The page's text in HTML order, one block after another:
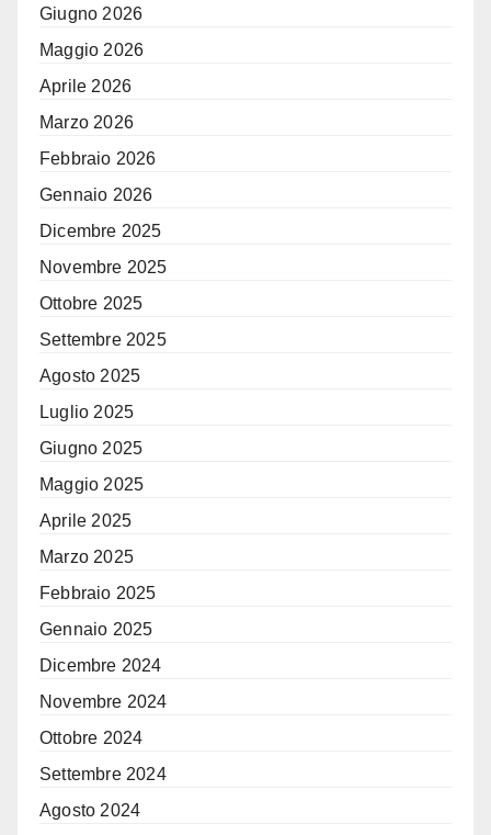
Giugno 2026
Maggio 2026
Aprile 2026
Marzo 2026
Febbraio 2026
Gennaio 2026
Dicembre 2025
Novembre 2025
Ottobre 2025
Settembre 2025
Agosto 2025
Luglio 2025
Giugno 2025
Maggio 2025
Aprile 2025
Marzo 2025
Febbraio 2025
Gennaio 2025
Dicembre 2024
Novembre 2024
Ottobre 2024
Settembre 2024
Agosto 2024